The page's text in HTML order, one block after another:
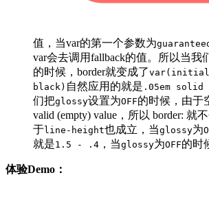
值，当var的第一个参数为
var会去调用fallback的值。所以当我
的时候，border就变成了
black) 自然应用的就是 .05em solid
们把glossy设置为OFF的时候，由于
valid (empty) value，所以 border: 就
于line-height也成立，当glossy为
就是1.5 - .4 ，当glossy为OFF的时
体验Demo：